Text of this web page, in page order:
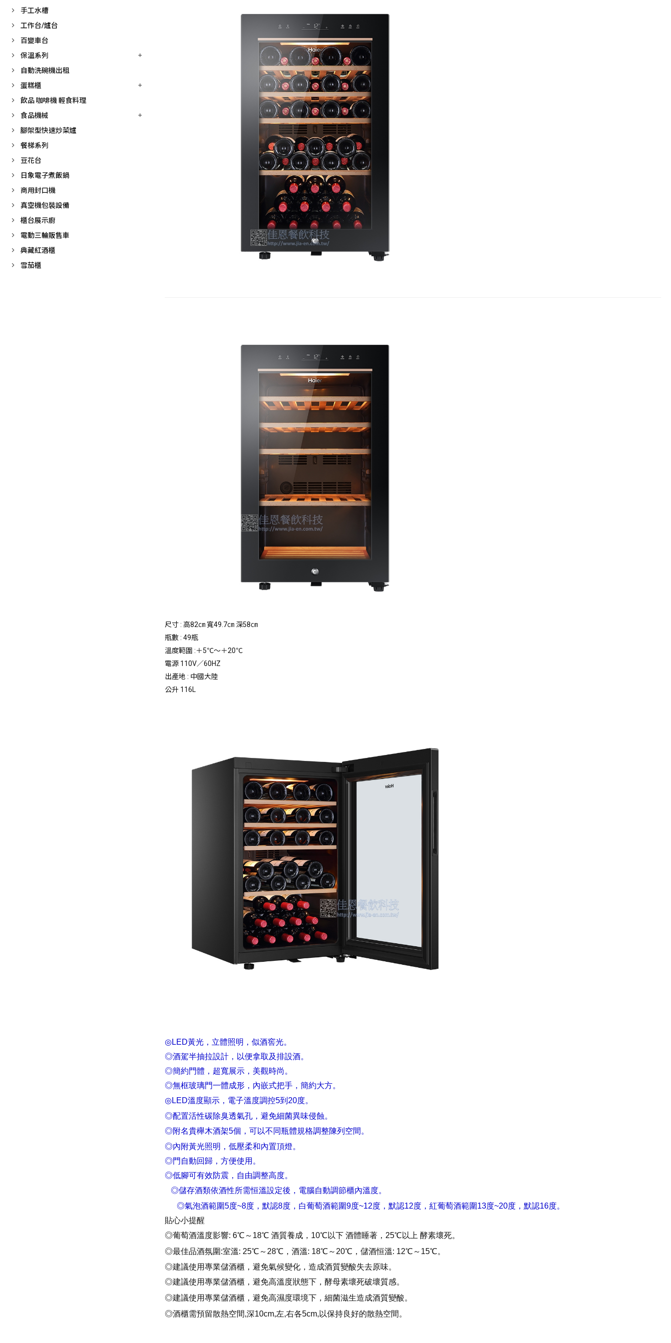
手工水槽
工作台/爐台
百變車台
保溫系列
自動洗碗機出租
蛋糕櫃
飲品 咖啡機 輕食料理
食品機械
腳架型快速炒菜爐
餐梯系列
豆花台
日象電子煮飯鍋
商用封口機
真空機包裝設備
櫃台展示廚
電動三輪販售車
典藏紅酒櫃
雪茄櫃
尺寸 : 高82㎝ 寬49.7㎝ 深58㎝
瓶數 : 49瓶
溫度範圍 :＋5℃～＋20℃
電源 110V／60HZ
出產地 : 中國大陸
公升 116L
◎LED黃光，立體照明，似酒窖光。
◎酒駕半抽拉設計，以便拿取及排設酒。
◎簡約門體，超寬展示，美觀時尚。
◎無框玻璃門一體成形，內嵌式把手，簡約大方。
◎LED溫度顯示，電子溫度調控5到20度。
◎配置活性碳除臭透氣孔，避免細菌異味侵蝕。
◎附名貴櫸木酒架5個，可以不同瓶體規格調整陳列空間。
◎內附黃光照明，低壓柔和內置頂燈。
◎門自動回歸，方便使用。
◎低腳可有效防震，自由調整高度。
◎儲存酒類依酒性所需恒溫設定後，電腦自動調節櫃內溫度。
◎氣泡酒範圍5度~8度，默認8度，白葡萄酒範圍9度~12度，默認12度，紅葡萄酒範圍13度~20度，默認16度。
貼心小提醒
◎葡萄酒溫度影響: 6℃～18℃ 酒質養成，10℃以下 酒體睡著，25℃以上 酵素壞死。
◎最佳品酒氛圍:室溫: 25℃～28℃，酒溫: 18℃～20℃，儲酒恒溫: 12℃～15℃。
◎建議使用專業儲酒櫃，避免氣候變化，造成酒質變酸失去原味。
◎建議使用專業儲酒櫃，避免高溫度狀態下，酵母素壞死破壞質感。
◎建議使用專業儲酒櫃，避免高濕度環境下，細菌滋生造成酒質變酸。
◎酒櫃需預留散熱空間,深10cm,左,右各5cm,以保持良好的散熱空間。